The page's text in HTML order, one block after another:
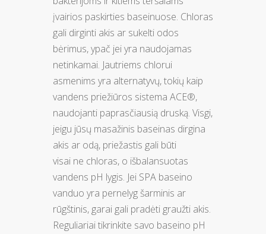
įvairios paskirties baseinuose. Chloras
gali dirginti akis ar sukelti odos
bėrimus, ypač jei yra naudojamas
netinkamai. Jautriems chlorui
asmenims yra alternatyvų, tokių kaip
vandens priežiūros sistema ACE®,
naudojanti paprasčiausią druską. Visgi,
jeigu jūsų masažinis baseinas dirgina
akis ar odą, priežastis gali būti
visai ne chloras, o išbalansuotas
vandens pH lygis. Jei SPA baseino
vanduo yra pernelyg šarminis ar
rūgštinis, garai gali pradėti graužti akis.
Reguliariai tikrinkite savo baseino pH